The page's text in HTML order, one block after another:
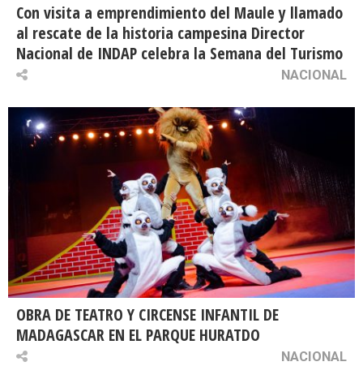
Con visita a emprendimiento del Maule y llamado
al rescate de la historia campesina Director
Nacional de INDAP celebra la Semana del Turismo
NACIONAL
OBRA DE TEATRO Y CIRCENSE INFANTIL DE
MADAGASCAR EN EL PARQUE HURATDO
NACIONAL